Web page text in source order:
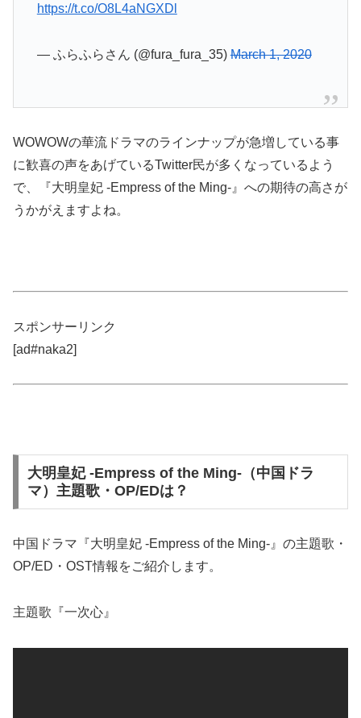
https://t.co/O8L4aNGXDl
— ふらふらさん (@fura_fura_35)March 1, 2020
WOWOWの華流ドラマのラインナップが急増している事
に歓喜の声をあげているTwitter民が多くなっているよう
で、『大明皇妃 -Empress of the Ming-』への期待の高さが
うかがえますよね。
スポンサーリンク
[ad#naka2]
大明皇妃 -Empress of the Ming-（中国ドラ
マ）主題歌・OP/EDは？
中国ドラマ『大明皇妃 -Empress of the Ming-』の主題歌・
OP/ED・OST情報をご紹介します。
主題歌『一次心』